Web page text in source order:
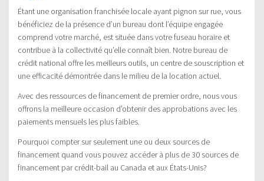
Étant une organisation franchisée locale ayant pignon sur rue, vous
bénéficiez de la présence d’un bureau dont l’équipe engagée
comprend votre marché, est située dans votre fuseau horaire et
contribue à la collectivité qu’elle connaît bien. Notre bureau de
crédit national offre les meilleurs outils, un centre de souscription et
une efficacité démontrée dans le milieu de la location actuel.
Avec des ressources de financement de premier ordre, nous vous
offrons la meilleure occasion d’obtenir des approbations avec les
paiements mensuels les plus faibles.
Pourquoi compter sur seulement une ou deux sources de
financement quand vous pouvez accéder à plus de 30 sources de
financement par crédit-bail au Canada et aux États-Unis?